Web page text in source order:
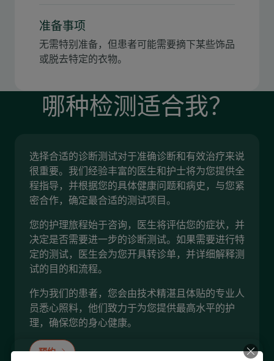
准备事项
无需特别准备，但患者可能需要摘下某些饰品
或脱去特定的衣物。
哪种检测适合我？
选择合适的诊断测试对于准确诊断和有效治疗来说
很重要。我们经验丰富的医生和护士将为您提供全
程指导，并根据您的具体健康问题和病史，与您紧
密合作，确定最合适的测试项目。
您的护理旅程始于咨询，医生将评估您的症状，并
决定是否需要进一步的诊断测试。如果需要进行特
定的测试，医生会为您开具转诊单，并详细解释测
试的目的和流程。
作为我们的患者，您会由技术精湛且体贴的专业人
员悉心照料，他们致力于为您提供最高水平的护
理，确保您的身心健康。
预约